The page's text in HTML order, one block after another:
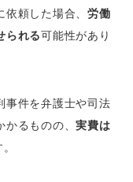
頼した場合、 労働
られる可能性があり
事件を弁護士や司法
かるものの、実費は